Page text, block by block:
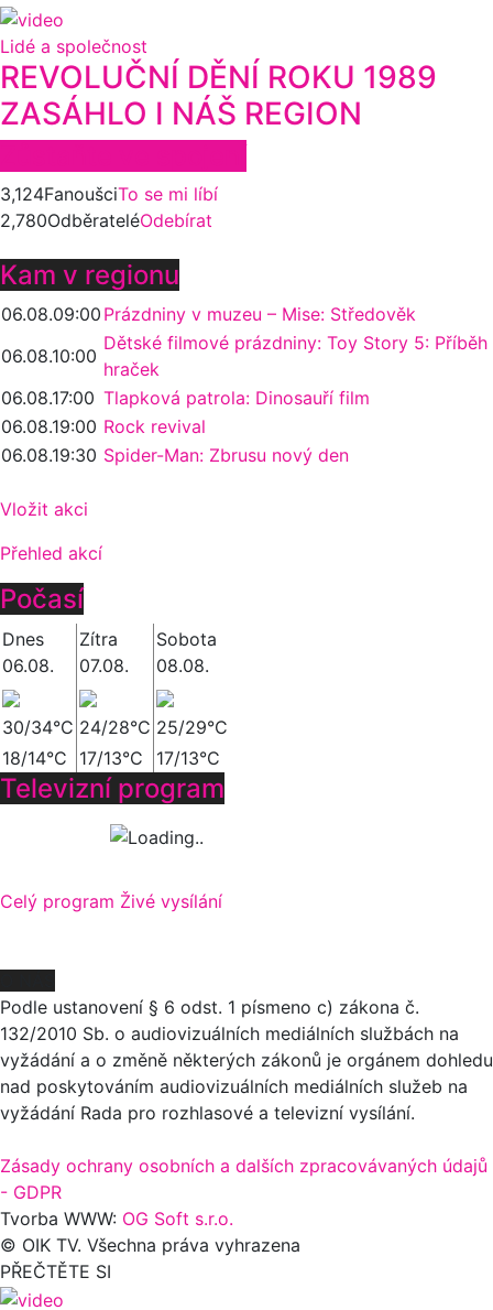
Lidé a společnost
REVOLUČNÍ DĚNÍ ROKU 1989
ZASÁHLO I NÁŠ REGION
3,124FanoušciTo se mi líbí
2,780OdběrateléOdebírat
Kam v regionu
06.08.09:00 Prázdniny v muzeu – Mise: Středověk
06.08.10:00
Dětské filmové prázdniny: Toy Story 5: Příběh
hraček
06.08.17:00 Tlapková patrola: Dinosauří film
06.08.19:00 Rock revival
06.08.19:30 Spider-Man: Zbrusu nový den
Vložit akci
Přehled akcí
Počasí
Dnes
06.08.
Zítra
07.08.
Sobota
08.08.
30/34°C 24/28°C 25/29°C
18/14°C
17/13°C 17/13°C
Televizní program
Celý program Živé vysílání
Podle ustanovení § 6 odst. 1 písmeno c) zákona č.
132/2010 Sb. o audiovizuálních mediálních službách na
vyžádání a o změně některých zákonů je orgánem dohledu
nad poskytováním audiovizuálních mediálních služeb na
vyžádání Rada pro rozhlasové a televizní vysílání.
Zásady ochrany osobních a dalších zpracovávaných údajů
- GDPR
Tvorba WWW: OG Soft s.r.o.
© OIK TV. Všechna práva vyhrazena
PŘEČTĚTE SI